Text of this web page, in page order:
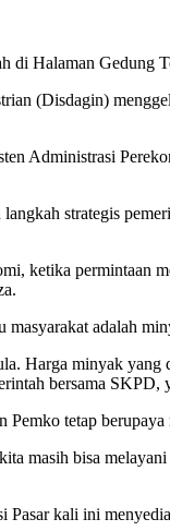
di Halaman
(Disdagin)
Administrasi
strategis
ketika
adalah
Harga minyak
bersama
tetap
masih bisa
kali ini